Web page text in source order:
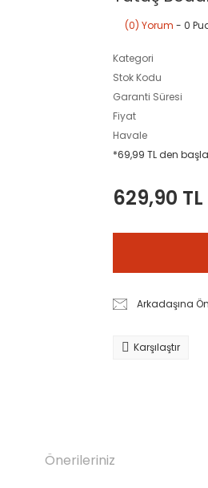
(0) Yorum - 0
Kategori
Stok Kodu
Garanti Süresi
Fiyat
Havale
*69,99 TL den
629,90 TL
Arkadaşına
Karşılaştır
Önerileriniz